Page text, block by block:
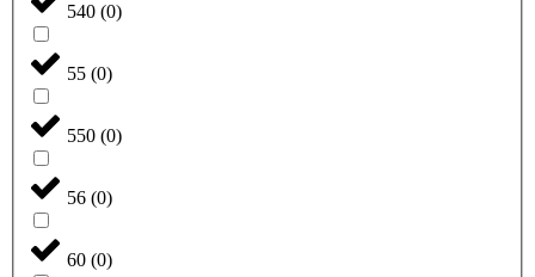
540 (0)
55 (0)
550 (0)
56 (0)
60 (0)